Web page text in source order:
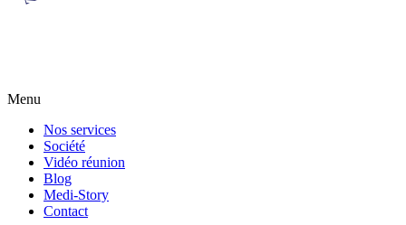
Menu
Nos services
Société
Vidéo réunion
Blog
Medi-Story
Contact